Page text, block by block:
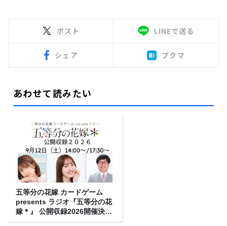
ポスト LINEで送る
シェア ブクマ
あわせて読みたい
五等分の花嫁 カードゲーム
presents ラジオ『五等分の花
嫁＊』 公開収録2026開催決
定！